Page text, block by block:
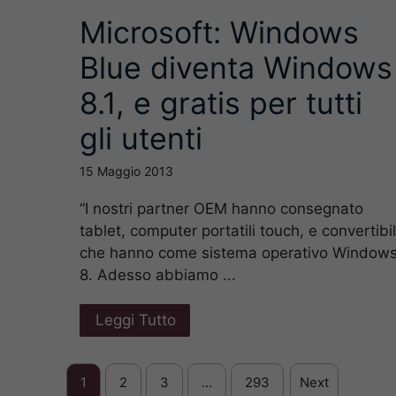
Microsoft: Windows
Blue diventa Windows
8.1, e gratis per tutti
gli utenti
15 Maggio 2013
“I nostri partner OEM hanno consegnato
tablet, computer portatili touch, e
che hanno come sistema operativo
8. Adesso abbiamo ...
Leggi Tutto
1 2 3 … 293 Next